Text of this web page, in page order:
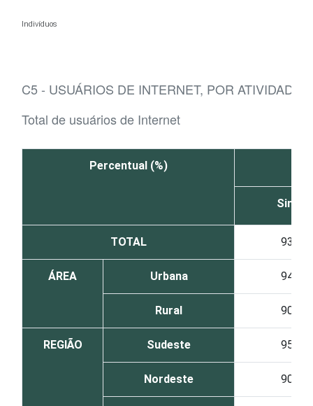
Indivíduos
C5 - USUÁRIOS DE INTERNET, POR
Total de usuários de Internet
Percentual (%)
Sim
TOTAL 93
ÁREA Urbana 94
Rural 90
REGIÃO Sudeste 95
Nordeste 90